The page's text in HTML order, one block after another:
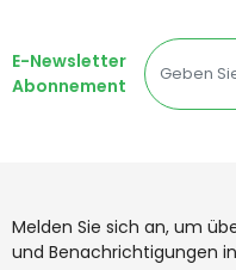
E-Newsletter
Abonnement
Melden Sie sich an, um
und Benachrichtigungen